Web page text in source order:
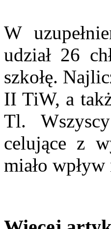
W
udział 26
szkołę.
II TiW, a
Tl.
celujące z
miało